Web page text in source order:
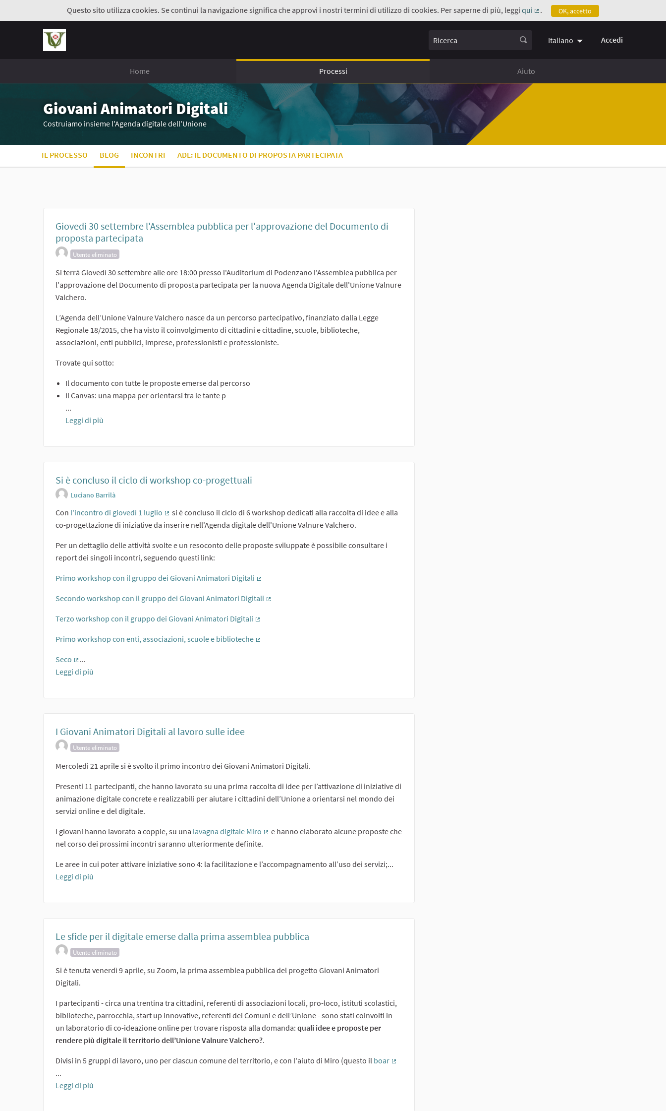
Questo sito utilizza cookies. Se continui la navigazione significa che approvi i nostri termini di utilizzo di cookies. Per saperne di più, leggi qui
(Collegamento esterno)
. OK, accetto
Ricerca Italiano Accedi
Home Processi Aiuto
Giovani Animatori Digitali
Costruiamo insieme l'Agenda digitale dell'Unione
IL PROCESSO BLOG INCONTRI ADL: IL DOCUMENTO DI PROPOSTA PARTECIPATA
Giovedì 30 settembre l'Assemblea pubblica per l'approvazione del Documento di
proposta partecipata
Utente eliminato
Si terrà Giovedì 30 settembre alle ore 18:00 presso l'Auditorium di Podenzano l'Assemblea pubblica per
l'approvazione del Documento di proposta partecipata per la nuova Agenda Digitale dell'Unione Valnure
Valchero.
L’Agenda dell’Unione Valnure Valchero nasce da un percorso partecipativo, finanziato dalla Legge
Regionale 18/2015, che ha visto il coinvolgimento di cittadini e cittadine, scuole, biblioteche,
associazioni, enti pubblici, imprese, professionisti e professioniste.
Trovate qui sotto:
Il documento con tutte le proposte emerse dal percorso
Il Canvas: una mappa per orientarsi tra le tante p
...
Leggi di più
Si è concluso il ciclo di workshop co-progettuali
Luciano Barrilà
Con l'incontro di giovedì 1 luglio
(Collegamento esterno)
si è concluso il ciclo di 6 workshop dedicati alla raccolta di idee e alla
co-progettazione di iniziative da inserire nell'Agenda digitale dell'Unione Valnure Valchero.
Per un dettaglio delle attività svolte e un resoconto delle proposte sviluppate è possibile consultare i
report dei singoli incontri, seguendo questi link:
Primo workshop con il gruppo dei Giovani Animatori Digitali
Secondo workshop con il gruppo dei Giovani Animatori Digitali
Terzo workshop con il gruppo dei Giovani Animatori Digitali
Primo workshop con enti, associazioni, scuole e biblioteche
Seco
(Collegamento esterno)
...
Leggi di più
I Giovani Animatori Digitali al lavoro sulle idee
Utente eliminato
Mercoledì 21 aprile si è svolto il primo incontro dei Giovani Animatori Digitali.
Presenti 11 partecipanti, che hanno lavorato su una prima raccolta di idee per l’attivazione di iniziative di
animazione digitale concrete e realizzabili per aiutare i cittadini dell’Unione a orientarsi nel mondo dei
servizi online e del digitale.
I giovani hanno lavorato a coppie, su una lavagna digitale Miro
e hanno elaborato alcune proposte che
nel corso dei prossimi incontri saranno ulteriormente definite.
Le aree in cui poter attivare iniziative sono 4: la facilitazione e l’accompagnamento all’uso dei servizi;...
Leggi di più
Le sfide per il digitale emerse dalla prima assemblea pubblica
Utente eliminato
Si è tenuta venerdì 9 aprile, su Zoom, la prima assemblea pubblica del progetto Giovani Animatori
Digitali.
I partecipanti - circa una trentina tra cittadini, referenti di associazioni locali, pro-loco, istituti scolastici,
biblioteche, parrocchia, start up innovative, referenti dei Comuni e dell’Unione - sono stati coinvolti in
un laboratorio di co-ideazione online per trovare risposta alla domanda: quali idee e proposte per
rendere più digitale il territorio dell’Unione Valnure Valchero?.
Divisi in 5 gruppi di lavoro, uno per ciascun comune del territorio, e con l'aiuto di Miro (questo il boar
...
Leggi di più